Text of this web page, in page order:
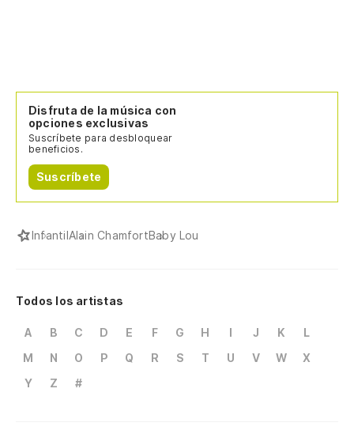
Disfruta de la música con
opciones exclusivas
Suscríbete para desbloquear
beneficios.
Suscríbete
InfantilAlain ChamfortBaby Lou
Todos los artistas
A B C D E F G H I J K
L
M
N O P Q R S T U V W
X
Y
Z #